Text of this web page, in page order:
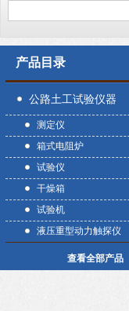
产品目录
公路土工试验仪器
测定仪
箱式电阻炉
试验仪
干燥箱
试验机
液压重型动力触探仪
查看全部产品